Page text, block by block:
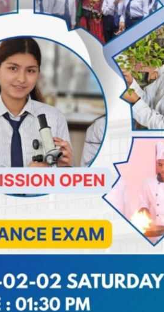
अतिथिका रूपमा उपस्थित थिए।
नेपाल, सल्लाकार दामोदर मिश्र ,
आचार्य ,लगायतका विशिष्ट